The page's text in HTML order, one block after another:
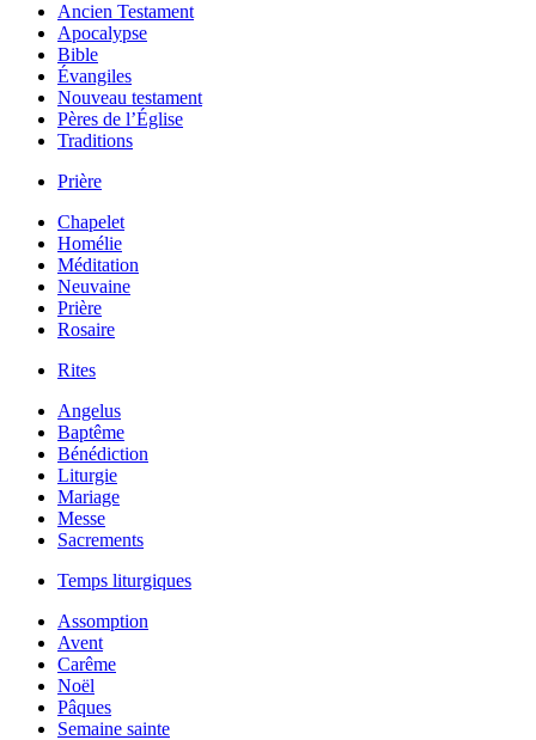
Ancien Testament
Apocalypse
Bible
Évangiles
Nouveau testament
Pères de l’Église
Traditions
Prière
Chapelet
Homélie
Méditation
Neuvaine
Prière
Rosaire
Rites
Angelus
Baptême
Bénédiction
Liturgie
Mariage
Messe
Sacrements
Temps liturgiques
Assomption
Avent
Carême
Noël
Pâques
Semaine sainte